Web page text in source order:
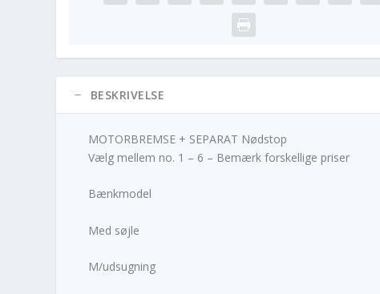
BESKRIVELSE
MOTORBREMSE + SEPARAT Nødstop
Vælg mellem no. 1 – 6 – Bemærk forskellige priser
Bænkmodel
Med søjle
M/udsugning